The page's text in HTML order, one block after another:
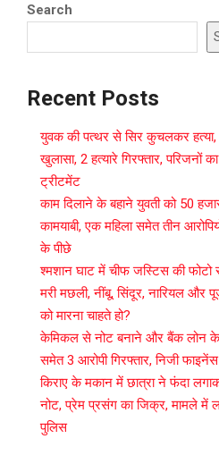
Search
Recent Posts
युवक की पत्थर से सिर कुचलकर हत्या,
खुलासा, 2 हत्यारे गिरफ्तार, परिजनों
ट्रीटमेंट
काम दिलाने के बहाने युवती को 50
कामयाबी, एक महिला समेत तीन
के पीछे
श्मशान घाट में चीफ जस्टिस की
मरी मछली, नींबू, सिंदूर, नारियल और
को मारना चाहते हो?
केमिकल से नोट बनाने और बैंक लोन के
समेत 3 आरोपी गिरफ्तार, निजी
किराए के मकान में छात्रा ने फंदा
नोट, प्रेम प्रसंग का जिक्र, मामले में
पुलिस